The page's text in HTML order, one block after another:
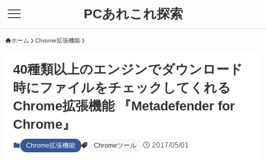
PCあれこれ探索
ホーム Chrome拡張機能
40種類以上のエンジンでダウンロード
時にファイルをチェックしてくれる
Chrome拡張機能 『Metadefender for
Chrome』
Chrome拡張機能 Chromeツール 2017/05/01